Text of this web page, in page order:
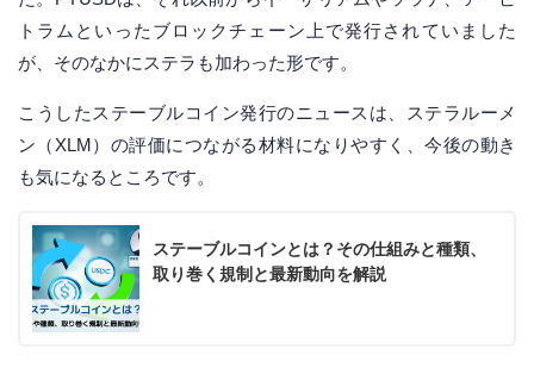
トラムといったブロックチェーン上で発行されていました
が、そのなかにステラも加わった形です。
こうしたステーブルコイン発行のニュースは、ステラルーメ
ン（XLM）の評価につながる材料になりやすく、今後の動き
も気になるところです。
ステーブルコインとは？その仕組みと種類、
取り巻く規制と最新動向を解説